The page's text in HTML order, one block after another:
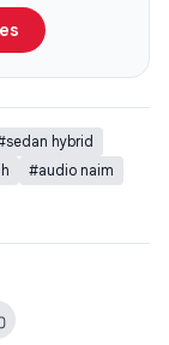
hybrid
#audio naim